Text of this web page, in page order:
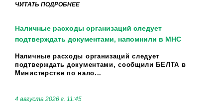
ЧИТАТЬ ПОДРОБНЕЕ
Наличные расходы организаций следует
подтверждать документами, напомнили в МНС
Наличные расходы организаций следует
подтверждать документами, сообщили БЕЛТА в
Министерстве по нало...
4 августа 2026 г. 11:45